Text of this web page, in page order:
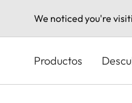
We noticed you're
principal
Productos